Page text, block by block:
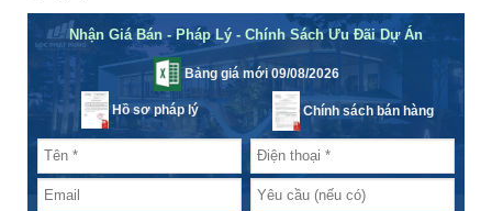
Nhận Giá Bán - Pháp Lý - Chính Sách Ưu Đãi Dự Án
Bảng giá mới 09/08/2026
Hồ sơ pháp lý Chính sách bán hàng